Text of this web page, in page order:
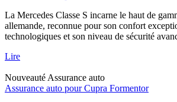
La Mercedes Classe S incarne le haut de
allemande, reconnue pour son confort
technologiques et son niveau de sécurité
Lire
Nouveauté Assurance auto
Assurance auto pour Cupra Formentor